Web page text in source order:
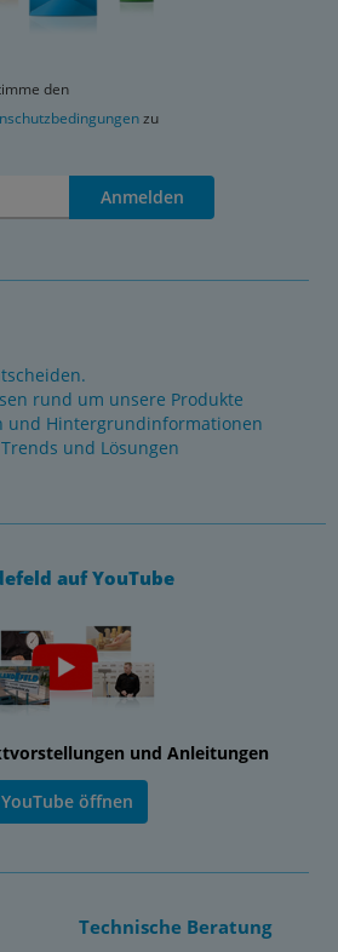
den
zu
Anmelden
rund um unsere Produkte
und Hintergrundinformationen
und Lösungen
auf YouTube
und Anleitungen
YouTube öffnen
Technische Beratung